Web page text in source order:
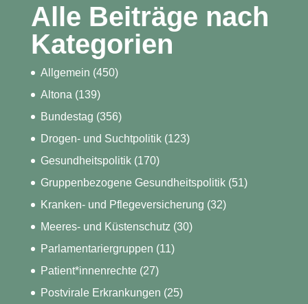
Alle Beiträge nach
Kategorien
Allgemein (450)
Altona (139)
Bundestag (356)
Drogen- und Suchtpolitik(123)
Gesundheitspolitik(170)
Gruppenbezogene Gesundheitspolitik(51)
Kranken- und Pflegeversicherung (32)
Meeres- und Küstenschutz (30)
Parlamentariergruppen (11)
Patient*innenrechte(27)
Postvirale Erkrankungen (25)